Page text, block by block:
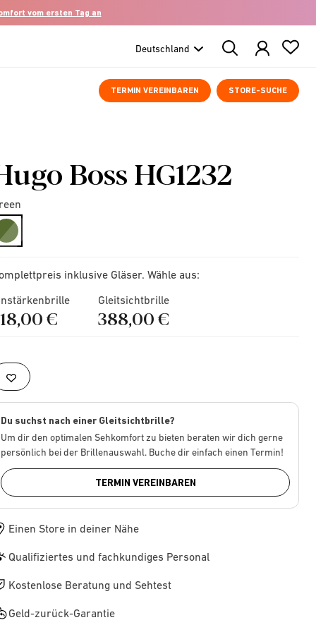
vom ersten Tag an
Search
Products
TERMIN VEREINBAREN STORE-SUCHE
Boss HG1232
selected
inklusive Gläser. Wähle aus:
€
Gleitsichtbrille
388,00 €
Du suchst nach einer Gleitsichtbrille?
Um dir den optimalen Sehkomfort zu bieten beraten wir dich gerne
persönlich bei der Brillenauswahl. Buche dir einfach einen Termin!
TERMIN VEREINBAREN
Einen Store in deiner Nähe
Qualifiziertes und fachkundiges Personal
Kostenlose Beratung und Sehtest
Geld-zurück-Garantie